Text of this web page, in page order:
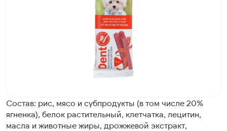
Состав: рис, мясо и субпродукты (в том числе 20%
ягненка), белок растительный, клетчатка, лецитин,
масла и животные жиры, дрожжевой экстракт,